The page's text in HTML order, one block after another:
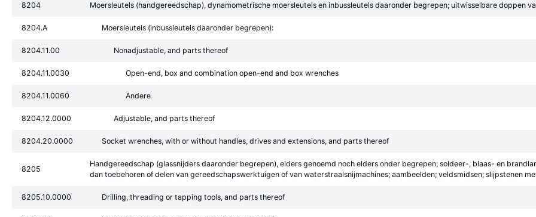
8204 Moersleutels (handgereedschap), dynamometrische moersleutels en inbussleutels daaronder begrepen; uitwisselbare doppen
8204.A Moersleutels (inbussleutels daaronder begrepen):
8204.11.00 Nonadjustable, and parts thereof
8204.11.0030 Open-end, box and combination open-end and box wrenches
8204.11.0060 Andere
8204.12.0000 Adjustable, and parts thereof
8204.20.0000 Socket wrenches, with or without handles, drives and extensions, and parts thereof
8205
Handgereedschap (glassnijders daaronder begrepen), elders genoemd noch elders onder begrepen; soldeer-, blaas- en
dan toebehoren of delen van gereedschapswerktuigen of van waterstraalsnijmachines; aambeelden; veldsmidsen; slijpstenen
8205.10.0000 Drilling, threading or tapping tools, and parts thereof